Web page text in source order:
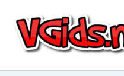
naar
inhoud